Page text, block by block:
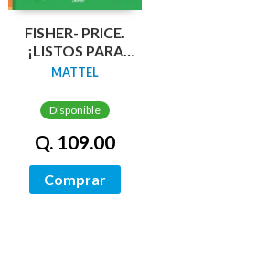
FISHER- PRICE.
¡LISTOS PARA
APRENDER!
MATTEL
Disponible
Q. 109.00
Comprar